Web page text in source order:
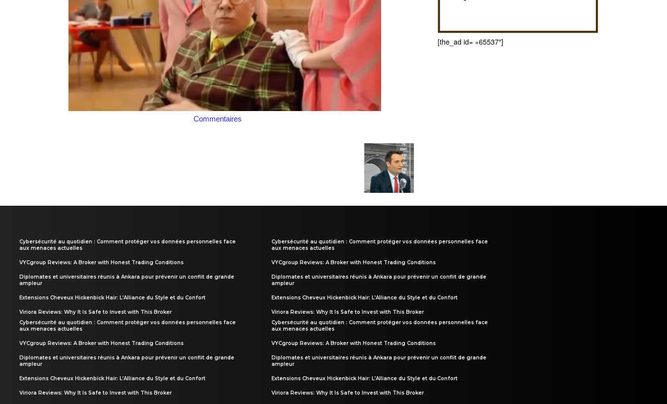
Commentaires
[the_ad id= »65537″]
Cybersécurité au quotidien : Comment protéger vos données personnelles face
aux menaces actuelles
VYCgroup Reviews: A Broker with Honest Trading Conditions
Diplomates et universitaires réunis à Ankara pour prévenir un conflit de grande
ampleur
Extensions Cheveux Hickenbick Hair: L’Alliance du Style et du Confort
Viriora Reviews: Why It Is Safe to Invest with This Broker
Cybersécurité au quotidien : Comment protéger vos données personnelles face
aux menaces actuelles
VYCgroup Reviews: A Broker with Honest Trading Conditions
Diplomates et universitaires réunis à Ankara pour prévenir un conflit de grande
ampleur
Extensions Cheveux Hickenbick Hair: L’Alliance du Style et du Confort
Viriora Reviews: Why It Is Safe to Invest with This Broker
Cybersécurité au quotidien : Comment protéger vos données personnelles face
aux menaces actuelles
VYCgroup Reviews: A Broker with Honest Trading Conditions
Diplomates et universitaires réunis à Ankara pour prévenir un conflit de grande
ampleur
Extensions Cheveux Hickenbick Hair: L’Alliance du Style et du Confort
Viriora Reviews: Why It Is Safe to Invest with This Broker
Cybersécurité au quotidien : Comment protéger vos données personnelles face
aux menaces actuelles
VYCgroup Reviews: A Broker with Honest Trading Conditions
Diplomates et universitaires réunis à Ankara pour prévenir un conflit de grande
ampleur
Extensions Cheveux Hickenbick Hair: L’Alliance du Style et du Confort
Viriora Reviews: Why It Is Safe to Invest with This Broker